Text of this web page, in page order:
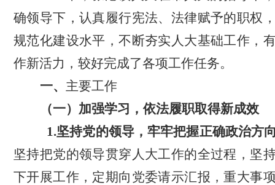
确领导下，认真履行宪法、法律赋予的职权
规范化建设水平，不断夯实人大基础工作，
作新活力， 较好完成了各项工作任务。
一、 主要工作
（一） 加强学习，依法履职取得新成效
1.坚持党的领导，牢牢把握正确政治方
坚持把党的领导贯穿人大工作的全过程，坚
下开展工作，定期向党委请示汇报，重大事